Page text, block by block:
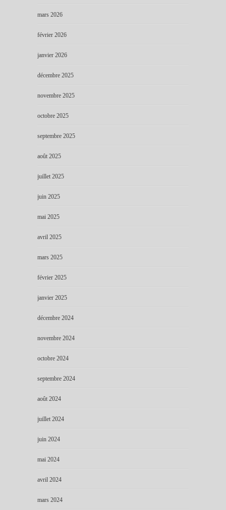
mars 2026
février 2026
janvier 2026
décembre 2025
novembre 2025
octobre 2025
septembre 2025
août 2025
juillet 2025
juin 2025
mai 2025
avril 2025
mars 2025
février 2025
janvier 2025
décembre 2024
novembre 2024
octobre 2024
septembre 2024
août 2024
juillet 2024
juin 2024
mai 2024
avril 2024
mars 2024